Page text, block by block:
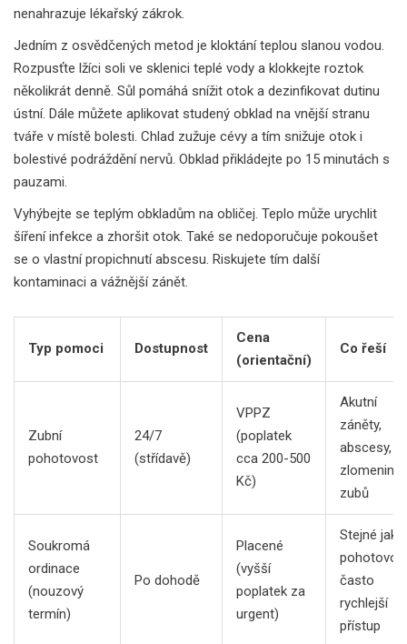
nenahrazuje lékařský zákrok.
Jedním z osvědčených metod je kloktání teplou slanou vodou.
Rozpusťte lžíci soli ve sklenici teplé vody a klokkejte roztok
několikrát denně. Sůl pomáhá snížit otok a dezinfikovat dutinu
ústní. Dále můžete aplikovat studený obklad na vnější stranu
tváře v místě bolesti. Chlad zužuje cévy a tím snižuje otok i
bolestivé podráždění nervů. Obklad přikládejte po 15 minutách s
pauzami.
Vyhýbejte se teplým obkladům na obličej. Teplo může urychlit
šíření infekce a zhoršit otok. Také se nedoporučuje pokoušet
se o vlastní propichnutí abscesu. Riskujete tím další
kontaminaci a vážnější zánět.
Typ pomoci Dostupnost
Cena
(orientační)
Co řeší
Zubní
pohotovost
24/7
(střídavě)
VPPZ
(poplatek
cca 200-500
Kč)
Akutní
záněty,
abscesy,
zlomeniny
zubů
Soukromá
ordinace
(nouzový
termín)
Po dohodě
Placené
(vyšší
poplatek za
urgent)
Stejné jako
často
rychlejší
přístup